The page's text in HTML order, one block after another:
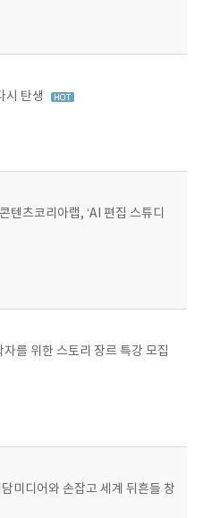
시 탄생
텐츠코리아랩, ‘AI 편집 스튜디
를 위한 스토리 장르 특강 모집
미디어와 손잡고 세계 뒤흔들 창